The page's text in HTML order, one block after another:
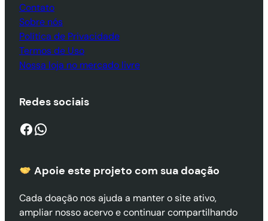
Contato
Sobre nós
Política de Privacidade
Termos de Uso
Nossa loja no mercado livre
Redes sociais
Facebook WhatsApp
Apoie este projeto com sua doação
Cada doação nos ajuda a manter o site ativo,
ampliar nosso acervo e continuar compartilhando